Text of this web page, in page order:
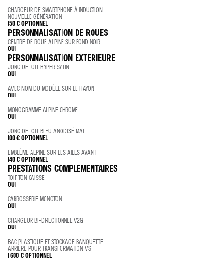
CHARGEUR DE SMARTPHONE À INDUCTION
NOUVELLE GÉNÉRATION
150 €OPTIONNEL
PERSONNALISATION DE ROUES
CENTRE DE ROUE ALPINE SUR FOND NOIR
OUI
PERSONNALISATION EXTERIEURE
JONC DE TOIT HYPER SATIN
OUI
AVEC NOM DU MODÈLE SUR LE HAYON
OUI
MONOGRAMME ALPINE CHROME
OUI
JONC DE TOIT BLEU ANODISÉ MAT
100 €OPTIONNEL
EMBLÈME ALPINE SUR LES AILES AVANT
140 €OPTIONNEL
PRESTATIONS COMPLEMENTAIRES
TOIT TON CAISSE
OUI
CARROSSERIE MONOTON
OUI
CHARGEUR BI-DIRECTIONNEL V2G
OUI
BAC PLASTIQUE ET STOCKAGE BANQUETTE
ARRIÈRE POUR TRANSFORMATION VS
1 600 €OPTIONNEL